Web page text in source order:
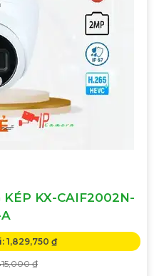
KÉP KX-CAIF2002N-
1,829,750 ₫
₫